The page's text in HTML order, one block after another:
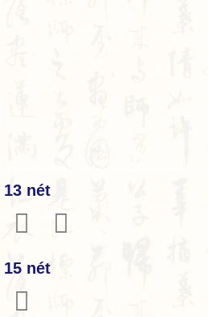
13 nét
𤯯 𤯲
15 nét
𤯳